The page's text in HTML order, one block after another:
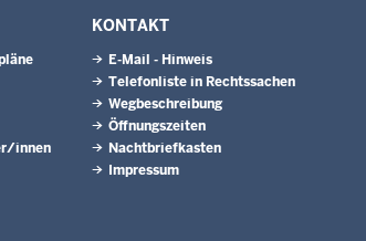
innen
KONTAKT
E-Mail - Hinweis
Telefonliste in Rechtssachen
Wegbeschreibung
Öffnungszeiten
Nachtbriefkasten
Impressum